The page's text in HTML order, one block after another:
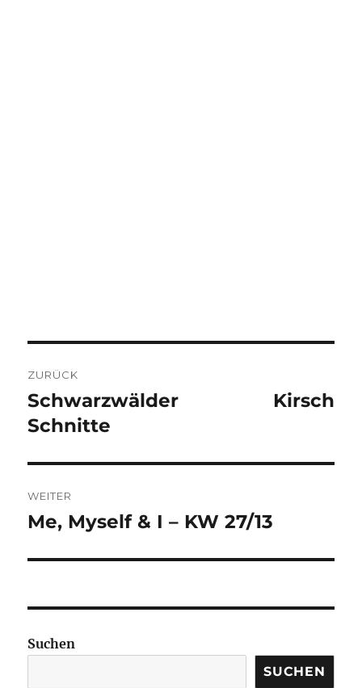
ZURÜCK
Vorheriger
Beitrag:
Schwarzwälder Kirsch
Schnitte
WEITER
Nächster
Me, Myself & I – KW 27/13
Suchen
SUCHEN